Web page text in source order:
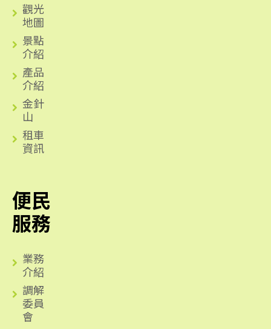
觀光
地圖
景點
介紹
產品
介紹
金針
山
租車
資訊
便民
服務
業務
介紹
調解
委員
會